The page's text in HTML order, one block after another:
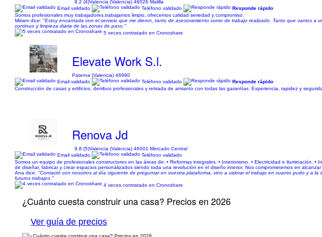
9,2 (4)Valencia (Valencia) 46026 Malilla
Email validado
Teléfono validado
Responde rápido
Somos profesionales muy trabajadores,trabajamos limpio, ofrecemos calidad seriedad y compromiso.
Miriam dice: "Estoy encantada con el.servicio que me dieron, tanto de asesoramiento como de trabajo realizado. Tanto que vamos
continuo y limpieza diaria de las.zonas de paso."
5 veces contratado en Cronoshare
Elevate Work S.l.
Paterna (Valencia) 46980
Email validado
Teléfono validado
Responde rápido
Construcción de casas y edificios, derribos profesionales y retirada de amianto con todas las garantías. Experiencia, rapidez y
Renova Jd
9,8 (5)Valencia (Valencia) 46001 Mercado Central
Email validado
Teléfono validado
Somos un equipo de profesionales constructores en las áreas de: • Reformas integrales. • Interiorismo. • Electricidad e iluminación.
de diseñar, fabricar y crear espacios personalizados siendo toda una revolución en el diseño interior. Nos comprometemos en alcanzar
Ana dice: "Contactó con nosotros al día siguiente de preguntar en vuestra plataforma, vino a valorar el trabajo en cuanto pudo y a
futuros trabajos."
4 veces contratado en Cronoshare
¿Cuánto cuesta construir una casa? Precios en 2026
Ver guía de precios